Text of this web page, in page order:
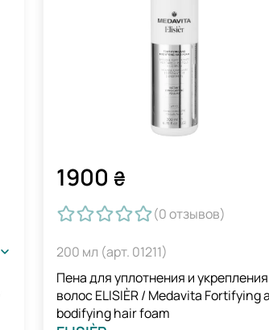
1900₴
(0отзывов)
200 мл (арт. 01211)
Пена для уплотнения и укрепления
волос ELISIÈR / Medavita Fortifying
bodifying hair foam